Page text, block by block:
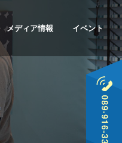
メディア情報 イベント